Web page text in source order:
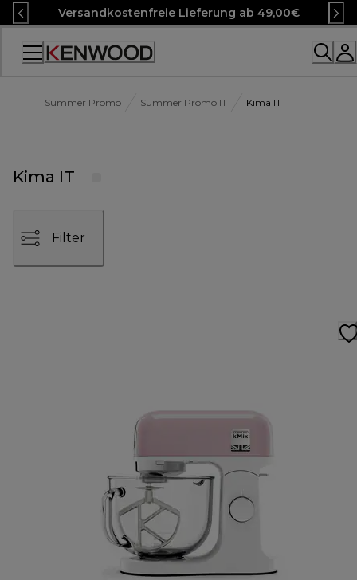
Skip
to
Content
Versandkostenfreie Lieferung ab 49,00€
Accessibility
Summer Promo Summer Promo IT Kima IT
Kima IT
Filter